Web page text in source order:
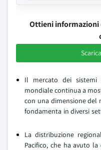
Ottieni
Il mercato dei
mondiale continua a
con una dimensione del
fondamenta in diversi
La distribuzione
Pacifico, che ha avuto